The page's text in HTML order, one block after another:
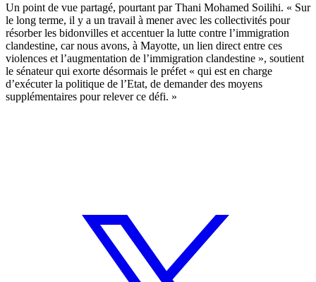
Un point de vue partagé, pourtant parThani Mohamed Soilihi. « Sur
le long terme, il y a un travail à mener avec les collectivités pour
résorber les bidonvilles et accentuer la lutte contre l’immigration
clandestine, car nous avons, à Mayotte, un lien direct entre ces
violences et l’augmentation de l’immigration clandestine », soutient
le sénateur qui exorte désormais le préfet « qui est en charge
d’exécuter la politique de l’Etat, de demander des moyens
supplémentaires pour relever ce défi. »